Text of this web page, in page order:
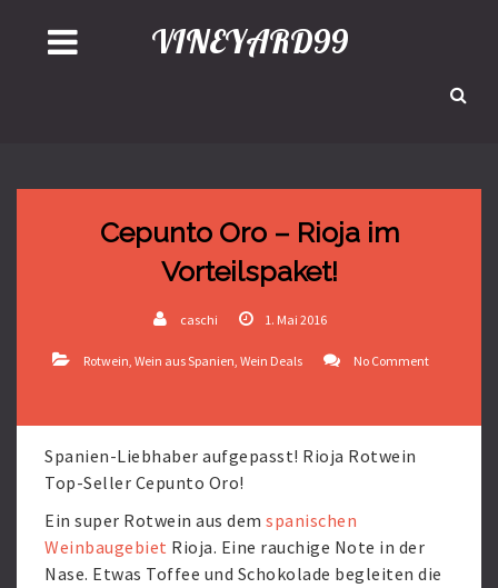
VINEYARD99
Cepunto Oro – Rioja im
Vorteilspaket!
caschi 1. Mai 2016
Rotwein, Wein aus Spanien, Wein Deals No Comment
Spanien-Liebhaber aufgepasst! Rioja Rotwein
Top-Seller Cepunto Oro!
Ein super Rotwein aus dem spanischen
Weinbaugebiet Rioja. Eine rauchige Note in der
Nase. Etwas Toffee und Schokolade begleiten die